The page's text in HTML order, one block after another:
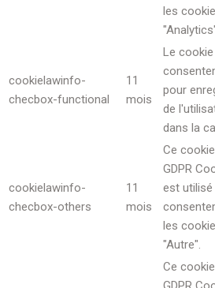
les
cookielawinfo-
checbox-functional
11
mois
Le
pour
de
dans la
cookielawinfo-
checbox-others
11
mois
Ce
GDPR
est
les
"Autre".
Ce